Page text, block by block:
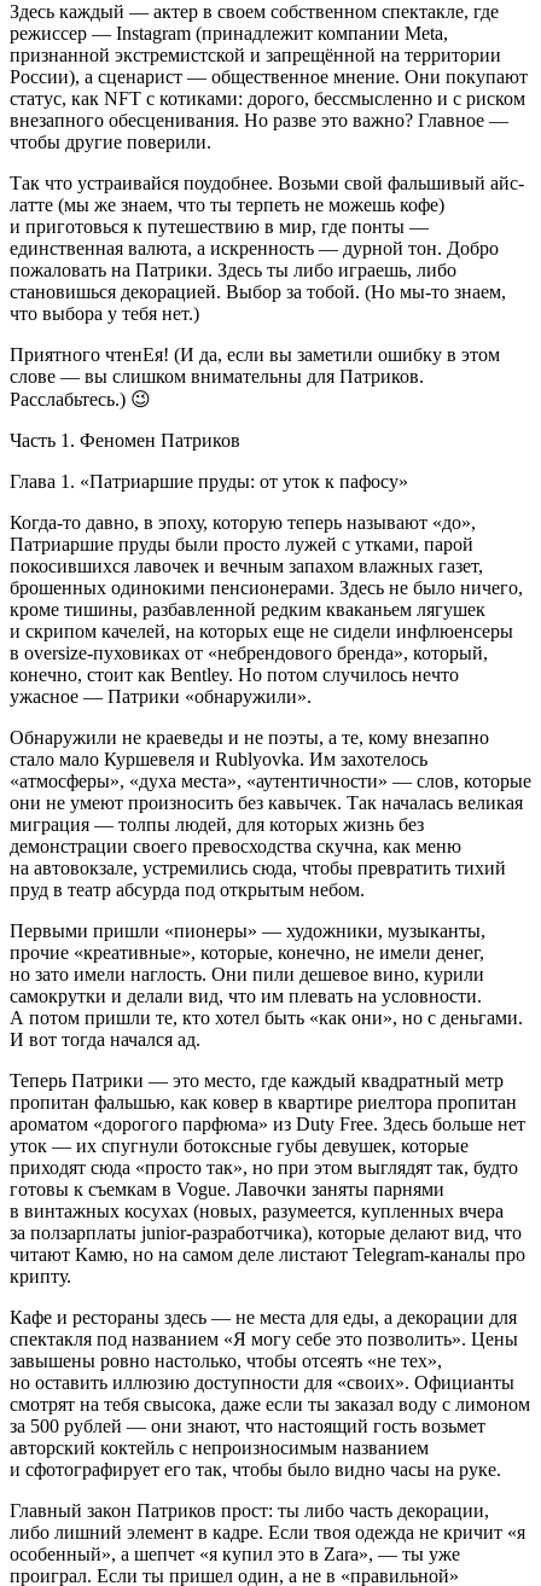
Здесь каждый — актер в своем собственном спектакле, где
режиссер — Instagram (принадлежит компании Meta,
признанной экстремистской и запрещённой на территории
России), а сценарист — общественное мнение. Они покупают
статус, как NFT с котиками: дорого, бессмысленно и с риском
внезапного обесценивания. Но разве это важно? Главное —
чтобы другие поверили.
Так что устраивайся поудобнее. Возьми свой фальшивый айс-
латте (мы же знаем, что ты терпеть не можешь кофе)
и приготовься к путешествию в мир, где понты —
единственная валюта, а искренность — дурной тон. Добро
пожаловать на Патрики. Здесь ты либо играешь, либо
становишься декорацией. Выбор за тобой. (Но мы-то знаем,
что выбора у тебя нет.)
Приятного чтенЕя! (И да, если вы заметили ошибку в этом
слове — вы слишком внимательны для Патриков.
Расслабьтесь.) 😉
Часть 1. Феномен Патриков
Глава 1. «Патриаршие пруды: от уток к пафосу»
Когда-то давно, в эпоху, которую теперь называют «до»,
Патриаршие пруды были просто лужей с утками, парой
покосившихся лавочек и вечным запахом влажных газет,
брошенных одинокими пенсионерами. Здесь не было ничего,
кроме тишины, разбавленной редким кваканьем лягушек
и скрипом качелей, на которых еще не сидели инфлюенсеры
в oversize-пуховиках от «небрендового бренда», который,
конечно, стоит как Bentley. Но потом случилось нечто
ужасное — Патрики «обнаружили».
Обнаружили не краеведы и не поэты, а те, кому внезапно
стало мало Куршевеля и Rublyovka. Им захотелось
«атмосферы», «духа места», «аутентичности» — слов, которые
они не умеют произносить без кавычек. Так началась великая
миграция — толпы людей, для которых жизнь без
демонстрации своего превосходства скучна, как меню
на автовокзале, устремились сюда, чтобы превратить тихий
пруд в театр абсурда под открытым небом.
Первыми пришли «пионеры» — художники, музыканты,
прочие «креативные», которые, конечно, не имели денег,
но зато имели наглость. Они пили дешевое вино, курили
самокрутки и делали вид, что им плевать на условности.
А потом пришли те, кто хотел быть «как они», но с деньгами.
И вот тогда начался ад.
Теперь Патрики — это место, где каждый квадратный метр
пропитан фальшью, как ковер в квартире риелтора пропитан
ароматом «дорогого парфюма» из Duty Free. Здесь больше нет
уток — их спугнули ботоксные губы девушек, которые
приходят сюда «просто так», но при этом выглядят так, будто
готовы к съемкам в Vogue. Лавочки заняты парнями
в винтажных косухах (новых, разумеется, купленных вчера
за ползарплаты junior-разработчика), которые делают вид, что
читают Камю, но на самом деле листают Telegram-каналы про
крипту.
Кафе и рестораны здесь — не места для еды, а декорации для
спектакля под названием «Я могу себе это позволить». Цены
завышены ровно настолько, чтобы отсеять «не тех»,
но оставить иллюзию доступности для «своих». Официанты
смотрят на тебя свысока, даже если ты заказал воду с лимоном
за 500 рублей — они знают, что настоящий гость возьмет
авторский коктейль с непроизносимым названием
и сфотографирует его так, чтобы было видно часы на руке.
Главный закон Патриков прост: ты либо часть декорации,
либо лишний элемент в кадре. Если твоя одежда не кричит «я
особенный», а шепчет «я купил это в Zara», — ты уже
проиграл. Если ты пришел один, а не в «правильной»